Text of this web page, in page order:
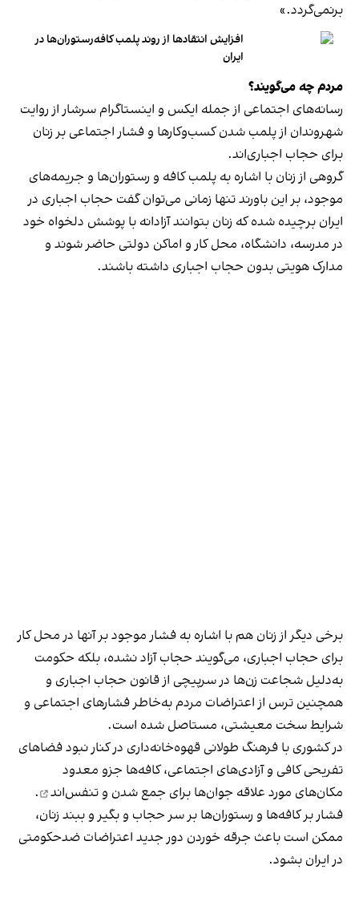
برنمی‎‌گردد.»
افزایش انتقادها از روند پلمب کافه‌رستوران‌ها در
ایران
مردم چه می‌گویند؟
رسانه‎‌های اجتماعی از جمله ایکس و اینستاگرام سرشار از روایت
شهروندان از پلمب شدن کسب‌وکارها و فشار اجتماعی بر زنان
برای حجاب اجباری‌اند.
گروهی از زنان با اشاره به پلمب کافه و رستوران‌ها و جریمه‌های
موجود، بر این باورند تنها زمانی می‌توان گفت حجاب اجباری در
ایران برچیده شده که زنان بتوانند آزادانه با پوشش دلخواه خود
در مدرسه، دانشگاه، محل کار و اماکن دولتی حاضر شوند و
مدارک هویتی بدون حجاب اجباری داشته باشند.
برخی دیگر از زنان هم با اشاره به فشار موجود بر آنها در محل کار
برای حجاب اجباری، می‌گویند حجاب آزاد نشده، بلکه حکومت
به‌دلیل شجاعت زن‌ها در سرپیچی از قانون حجاب اجباری و
همچنین ترس از اعتراضات مردم به‌خاطر فشارهای اجتماعی و
شرایط سخت معیشتی، مستاصل شده است.
در کشوری با فرهنگ طولانی قهوه‌‌خانه‌داری در کنار نبود فضاهای
تفریحی کافی و آزادی‌های اجتماعی، کافه‌ها جزو معدود
مکان‌های مورد علاقه جوان‌ها برای جمع شدن و تنفس‌اند
.
فشار بر کافه‌ها و رستوران‌ها بر سر حجاب و بگیر و ببند زنان،
ممکن است باعث جرقه خوردن دور جدید اعتراضات ضدحکومتی
در ایران بشود.